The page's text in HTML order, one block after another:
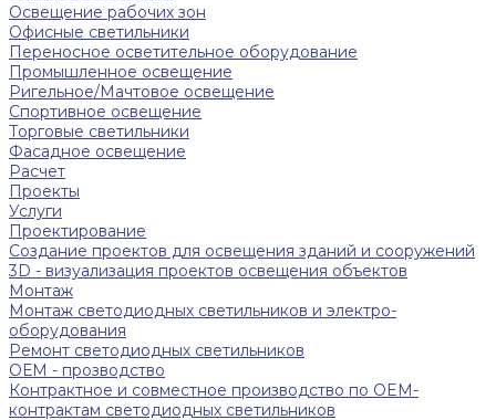
Освещение рабочих зон
Офисные светильники
Переносное осветительное оборудование
Промышленное освещение
Ригельное/Мачтовое освещение
Спортивное освещение
Торговые светильники
Фасадное освещение
Расчет
Проекты
Услуги
Проектирование
Создание проектов для освещения зданий и сооружений
3D - визуализация проектов освещения объектов
Монтаж
Монтаж светодиодных светильников и электро-
оборудования
Ремонт светодиодных светильников
ОЕМ - прозводство
Контрактное и совместное производство по OEM-
контрактам светодиодных светильников